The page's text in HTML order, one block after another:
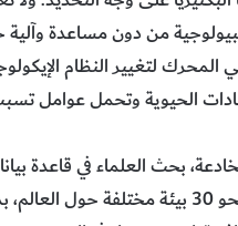
من دون مساعدة
المحرك لتغيير النظام
الحيوية وتحمل عوامل
من العينات التي جمعوها هم وزملاؤهم من